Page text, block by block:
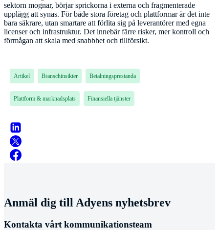
sektorn mognar, börjar sprickorna i externa och fragmenterade
upplägg att synas. För både stora företag och plattformar är det inte
bara säkrare, utan smartare att förlita sig på leverantörer med egna
licenser och infrastruktur. Det innebär färre risker, mer kontroll och
förmågan att skala med snabbhet och tillförsikt.
Artikel Branschinsikter Betalningsprestanda
Plattform & marknadsplats Finansiella tjänster
Anmäl dig till Adyens nyhetsbrev
Kontakta vårt kommunikationsteam